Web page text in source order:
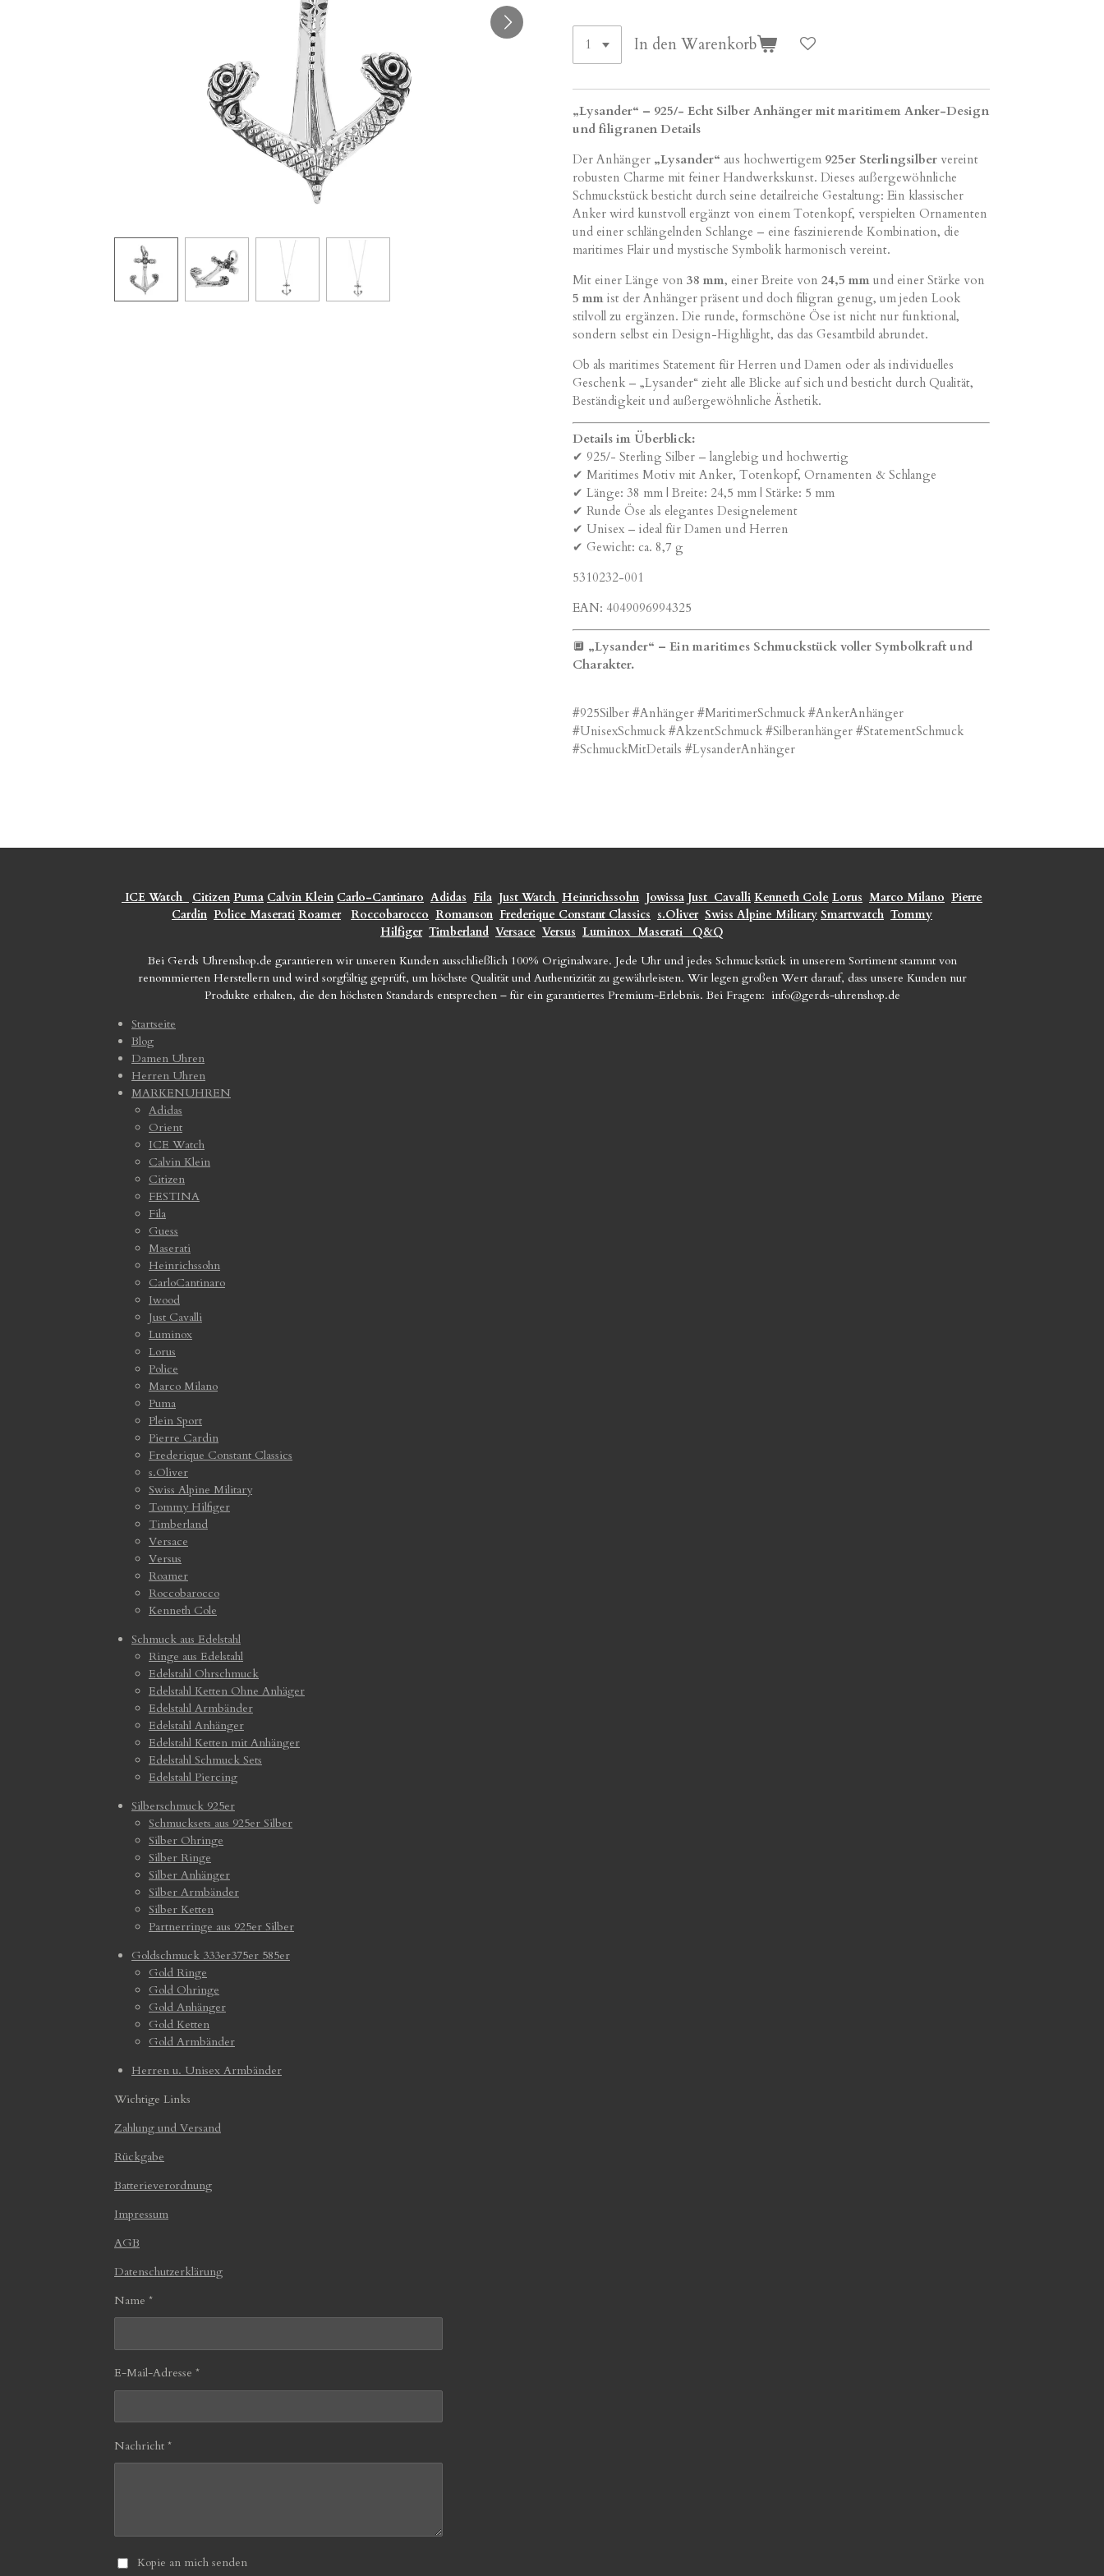
In den Warenkorb
„Lysander“ – 925/- Echt Silber Anhänger mit maritimem Anker-Design
und filigranen Details
Der Anhänger „Lysander“ aus hochwertigem 925er Sterlingsilber vereint
robusten Charme mit feiner Handwerkskunst. Dieses außergewöhnliche
Schmuckstück besticht durch seine detailreiche Gestaltung: Ein klassischer
Anker wird kunstvoll ergänzt von einem Totenkopf, verspielten Ornamenten
und einer schlängelnden Schlange – eine faszinierende Kombination, die
maritimes Flair und mystische Symbolik harmonisch vereint.
Mit einer Länge von 38 mm, einer Breite von 24,5 mm und einer Stärke von
5 mm ist der Anhänger präsent und doch filigran genug, um jeden Look
stilvoll zu ergänzen. Die runde, formschöne Öse ist nicht nur funktional,
sondern selbst ein Design-Highlight, das das Gesamtbild abrundet.
Ob als maritimes Statement für Herren und Damen oder als individuelles
Geschenk – „Lysander“ zieht alle Blicke auf sich und besticht durch Qualität,
Beständigkeit und außergewöhnliche Ästhetik.
Details im Überblick:
✔ 925/- Sterling Silber – langlebig und hochwertig
✔ Maritimes Motiv mit Anker, Totenkopf, Ornamenten & Schlange
✔ Länge: 38 mm | Breite: 24,5 mm | Stärke: 5 mm
✔ Runde Öse als elegantes Designelement
✔ Unisex – ideal für Damen und Herren
✔ Gewicht: ca. 8,7 g
5310232-001
EAN: 4049096994325
🔲 „Lysander“ – Ein maritimes Schmuckstück voller Symbolkraft und
Charakter.
#925Silber #Anhänger #MaritimerSchmuck #AnkerAnhänger
#UnisexSchmuck #AkzentSchmuck #Silberanhänger #StatementSchmuck
#SchmuckMitDetails #LysanderAnhänger
ICE Watch Citizen Puma Calvin Klein Carlo-Cantinaro Adidas Fila Just Watch Heinrichssohn Jowissa Just Cavalli Kenneth Cole Lorus Marco Milano Pierre
Cardin Police Maserati Roamer Roccobarocco Romanson Frederique Constant Classics s.Oliver Swiss Alpine Military Smartwatch Tommy
Hilfiger Timberland Versace Versus Luminox Maserati
Q&Q
Bei Gerds Uhrenshop.de garantieren wir unseren Kunden ausschließlich 100% Originalware. Jede Uhr und jedes Schmuckstück in unserem Sortiment stammt von
renommierten Herstellern und wird sorgfältig geprüft, um höchste Qualität und Authentizität zu gewährleisten. Wir legen großen Wert darauf, dass unsere Kunden nur
Produkte erhalten, die den höchsten Standards entsprechen – für ein garantiertes Premium-Erlebnis. Bei Fragen: info@gerds-uhrenshop.de
Startseite
Blog
Damen Uhren
Herren Uhren
MARKENUHREN
Adidas
Orient
ICE Watch
Calvin Klein
Citizen
FESTINA
Fila
Guess
Maserati
Heinrichssohn
CarloCantinaro
Iwood
Just Cavalli
Luminox
Lorus
Police
Marco Milano
Puma
Plein Sport
Pierre Cardin
Frederique Constant Classics
s.Oliver
Swiss Alpine Military
Tommy Hilfiger
Timberland
Versace
Versus
Roamer
Roccobarocco
Kenneth Cole
Schmuck aus Edelstahl
Ringe aus Edelstahl
Edelstahl Ohrschmuck
Edelstahl Ketten Ohne Anhäger
Edelstahl Armbänder
Edelstahl Anhänger
Edelstahl Ketten mit Anhänger
Edelstahl Schmuck Sets
Edelstahl Piercing
Silberschmuck 925er
Schmucksets aus 925er Silber
Silber Ohringe
Silber Ringe
Silber Anhänger
Silber Armbänder
Silber Ketten
Partnerringe aus 925er Silber
Goldschmuck 333er375er 585er
Gold Ringe
Gold Ohringe
Gold Anhänger
Gold Ketten
Gold Armbänder
Herren u. Unisex Armbänder
Wichtige Links
Zahlung und Versand
Rückgabe
Batterieverordnung
Impressum
AGB
Datenschutzerklärung
Name *
E-Mail-Adresse *
Nachricht *
Kopie an mich senden